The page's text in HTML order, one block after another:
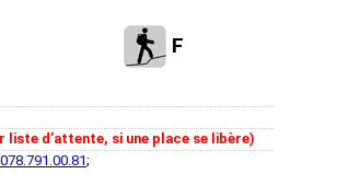
F
dʼattente, si une place se libère)
078.791.00.81;